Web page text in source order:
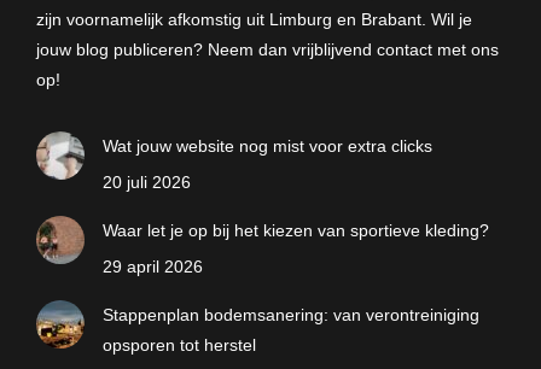
zijn voornamelijk afkomstig uit Limburg en Brabant. Wil je
jouw blog publiceren? Neem dan vrijblijvend contact met ons
op!
Wat jouw website nog mist voor extra clicks
20 juli 2026
Waar let je op bij het kiezen van sportieve kleding?
29 april 2026
Stappenplan bodemsanering: van verontreiniging
opsporen tot herstel